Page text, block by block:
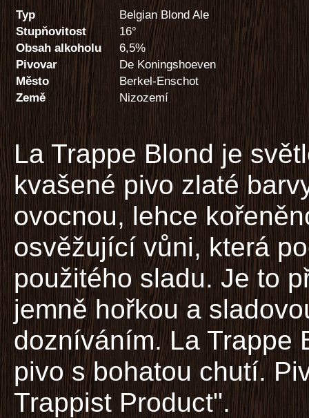
Typ
Belgian Blond Ale
Stupňovitost
16°
Obsah alkoholu
6,5%
Pivovar
De Koningshoeven
Město
Berkel-Enschot
Země
Nizozemí
La Trappe Blond je
kvašené pivo zlaté
ovocnou, lehce
osvěžující vůni, která
použitého sladu. Je to
jemně hořkou a
dozníváním. La Trappe
pivo s bohatou chutí.
Trappist Product".